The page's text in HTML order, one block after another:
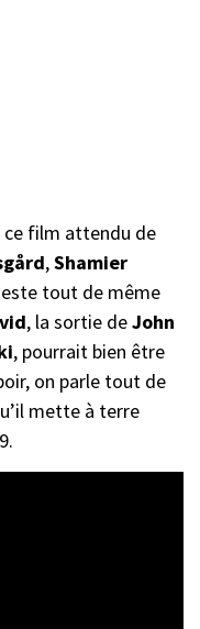
ce film attendu de
,Shamier
tout de même
, la sortie deJohn
, pourrait bien être
on parle tout de
mette à terre